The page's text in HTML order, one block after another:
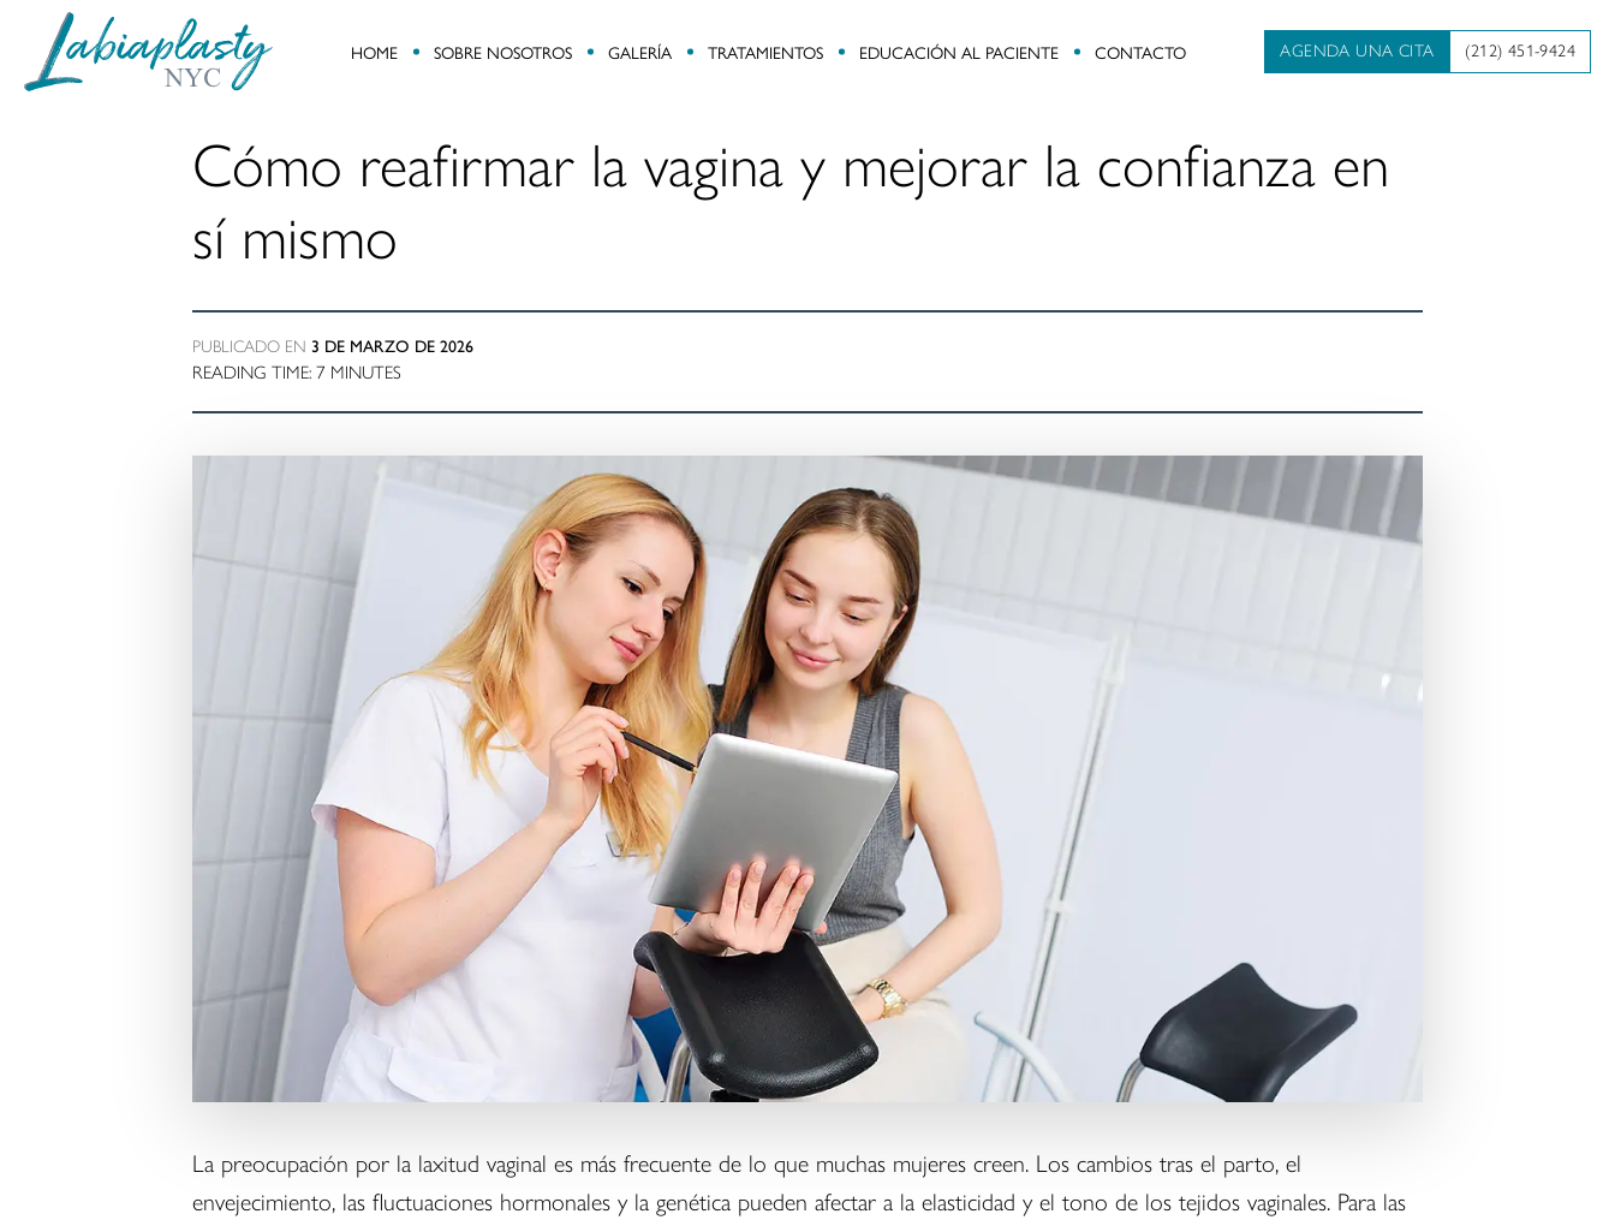
Labiaplasty
Minimally
HOME SOBRE NOSOTROS GALERÍA TRATAMIENTOS EDUCACIÓN AL PACIENTE CONTACTO (212) 451-9424
AGENDA UNA CITA
Cómo reafirmar la vagina y mejorar la confianza en
sí mismo
PUBLICADO EN 3 DE MARZO DE 2026
READING TIME: 7 MINUTES
La preocupación por la laxitud vaginal es más frecuente de lo que muchas mujeres creen. Los cambios tras el parto, el
envejecimiento, las fluctuaciones hormonales y la genética pueden afectar a la elasticidad y el tono de los tejidos vaginales. Para las